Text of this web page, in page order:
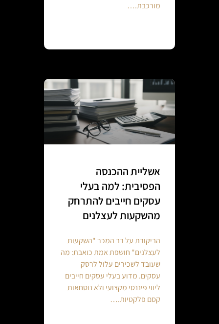
מורכבת.…
אשליית ההכנסה
הפסיבית: למה בעלי
עסקים חייבים להתרחק
מהשקעות לעצלנים
הביקורת על רב המכר "השקעות
לעצלנים" חושפת אמת כואבת: מה
שעובד לשכירים עלול לרסק
עסקים. מדוע בעלי עסקים חייבים
ליווי פיננסי מקצועי ולא נוסחאות
קסם פלקטיות.…